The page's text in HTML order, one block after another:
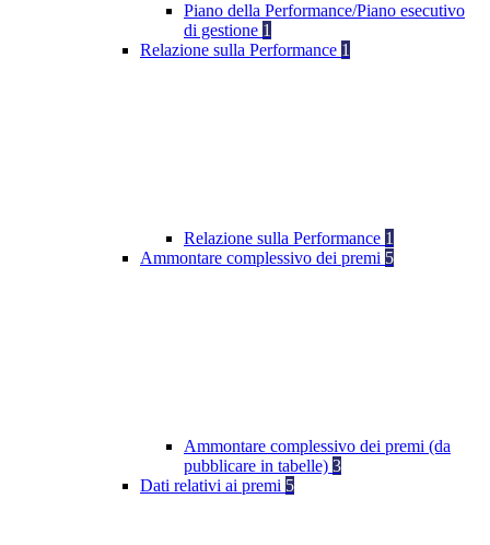
Piano della Performance/Piano esecutivo
di gestione 1
Relazione sulla Performance 1
Relazione sulla Performance 1
Ammontare complessivo dei premi 5
Ammontare complessivo dei premi (da
pubblicare in tabelle) 3
Dati relativi ai premi 5